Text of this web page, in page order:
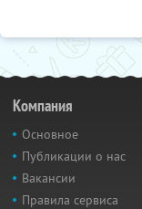
Компания
Основное
Публикации о нас
Вакансии
Правила сервиса